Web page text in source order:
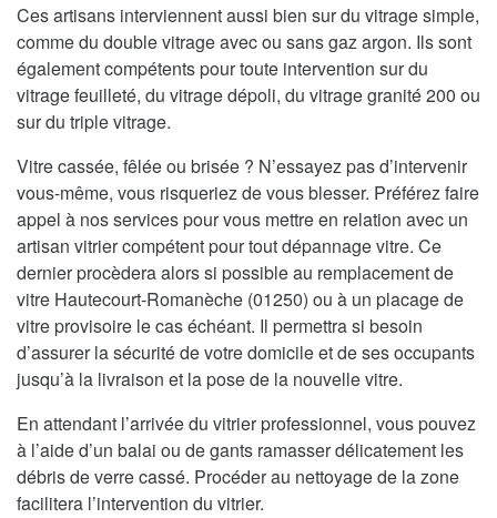
Ces artisans interviennent aussi bien sur du vitrage simple,
comme du double vitrage avec ou sans gaz argon. Ils sont
également compétents pour toute intervention sur du
vitrage feuilleté, du vitrage dépoli, du vitrage granité 200 ou
sur du triple vitrage.
Vitre cassée, fêlée ou brisée ? N’essayez pas d’intervenir
vous-même, vous risqueriez de vous blesser. Préférez faire
appel à nos services pour vous mettre en relation avec un
artisan vitrier compétent pour tout dépannage vitre. Ce
dernier procèdera alors si possible au remplacement de
vitre Hautecourt-Romanèche (01250) ou à un placage de
vitre provisoire le cas échéant. Il permettra si besoin
d’assurer la sécurité de votre domicile et de ses occupants
jusqu’à la livraison et la pose de la nouvelle vitre.
En attendant l’arrivée du vitrier professionnel, vous pouvez
à l’aide d’un balai ou de gants ramasser délicatement les
débris de verre cassé. Procéder au nettoyage de la zone
facilitera l’intervention du vitrier.